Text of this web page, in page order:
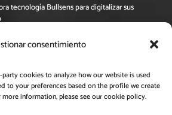
consentimiento
cookies to analyze how our website is used
to your preferences based on the profile we create
information, please see our cookie policy.
tecnología Bullsens para digitalizar sus
en el Foro Pymes de La Rioja sobre
Operativo OPTIAL: Innovación y
agua para el cultivo del almendro